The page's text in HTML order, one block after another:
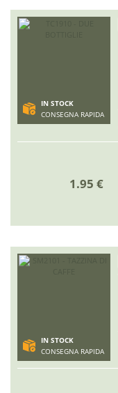
IN STOCK
CONSEGNA RAPIDA
1.95 €
IN STOCK
CONSEGNA RAPIDA